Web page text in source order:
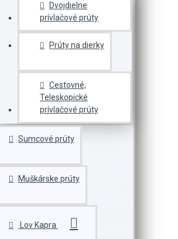
Dvojdielne
prívlačové prúty
Prúty na dierky
Cestovné,
Teleskopické
prívlačové prúty
Sumcové prúty
Muškárske prúty
Lov Kapra